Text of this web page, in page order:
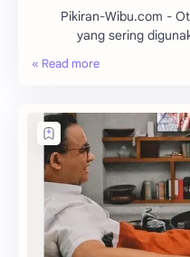
Pikiran-Wibu.com - Otaku dan Wibu adalah dua istilah
yang sering
menyukai budaya